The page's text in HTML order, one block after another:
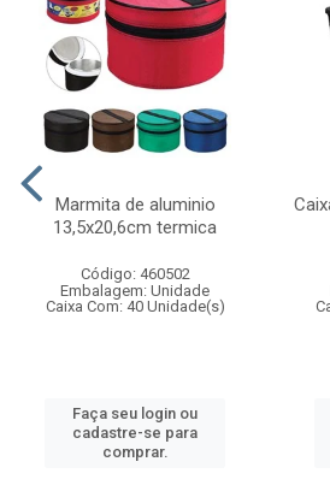
Marmita de aluminio
13,5x20,6cm termica
Código: 460502
Embalagem: Unidade
Caixa Com: 40 Unidade(s)
Faça seu login ou
cadastre-se para
comprar.